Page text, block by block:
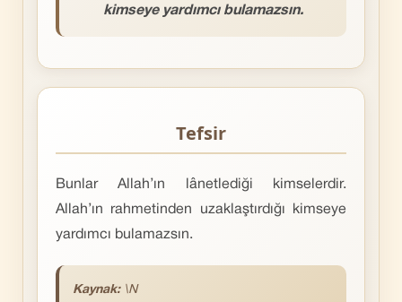
kimseye yardımcı bulamazsın.
Tefsir
Bunlar Allah’ın lânetlediği kimselerdir.
Allah’ın rahmetinden uzaklaştırdığı kimseye
yardımcı bulamazsın.
Kaynak: \N